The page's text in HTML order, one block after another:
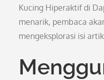
Kucing Hiperaktif di
menarik, pembaca
mengeksplorasi isi